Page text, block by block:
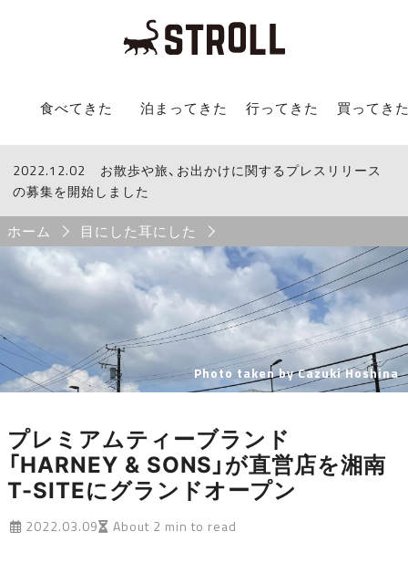
STROLL Menu
食べてきた 泊まってきた 行ってきた 買ってき
STROLLからのお知らせ
2022.12.02
お散歩や旅、お出かけに関するプレスリリース
の募集を開始しました
Breadcrumb
ホーム 目にした耳にした
Photo taken by Cazuki Hoshina
プレミアムティーブランド
「HARNEY & SONS」が直営店を湘南
T-SITEにグランドオープン
2022.03.09 About 2 min to read